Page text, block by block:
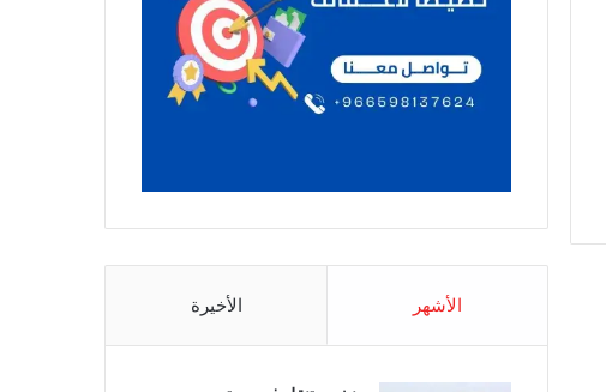
الأشهر الأخيرة